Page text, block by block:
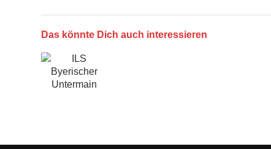
Das könnte Dich auch interessieren